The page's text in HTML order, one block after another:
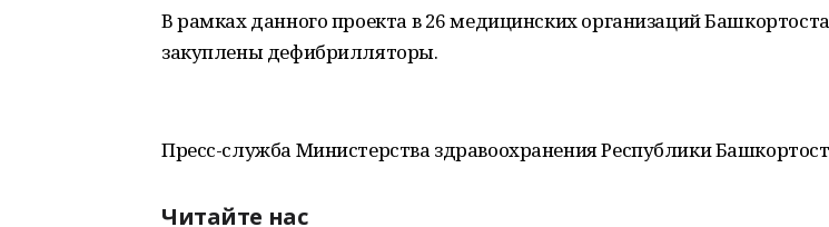
В рамках данного проекта в 26 медицинских организаций
закуплены дефибрилляторы.
Пресс-служба Министерства здравоохранения Республики
Читайте нас